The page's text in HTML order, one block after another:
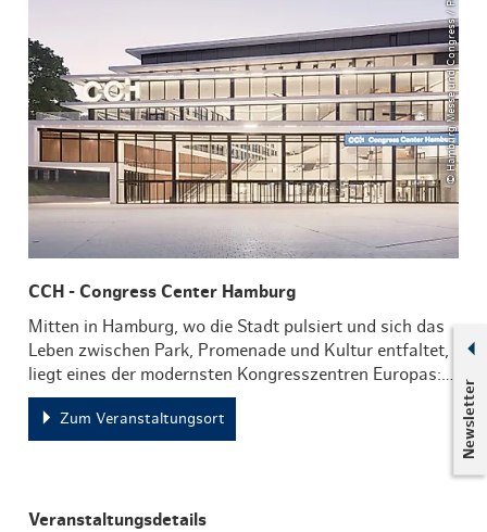
Newsletter
© Hamburg Messe und Congress / Piet Niemann
CCH - Congress Center Hamburg
Mitten in Hamburg, wo die Stadt pulsiert und sich das
Leben zwischen Park, Promenade und Kultur entfaltet,
liegt eines der modernsten Kongresszentren Europas:…
Zum Veranstaltungsort
Veranstaltungsdetails